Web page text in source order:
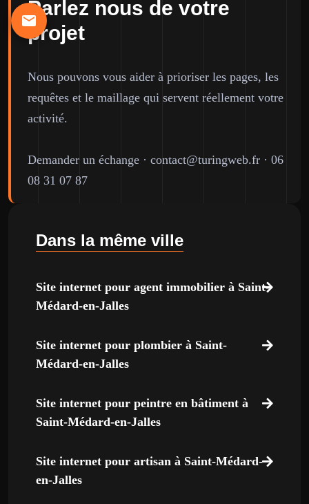
Parlez nous de votre
projet
Nous pouvons vous aider à prioriser les pages, les
requêtes et le maillage qui servent réellement votre
activité.
Demander un échange · contact@turingweb.fr · 06
08 31 07 87
Dans la même ville
Site internet pour agent immobilier à Saint-
Médard-en-Jalles
Site internet pour plombier à Saint-
Médard-en-Jalles
Site internet pour peintre en bâtiment à
Saint-Médard-en-Jalles
Site internet pour artisan à Saint-Médard-
en-Jalles